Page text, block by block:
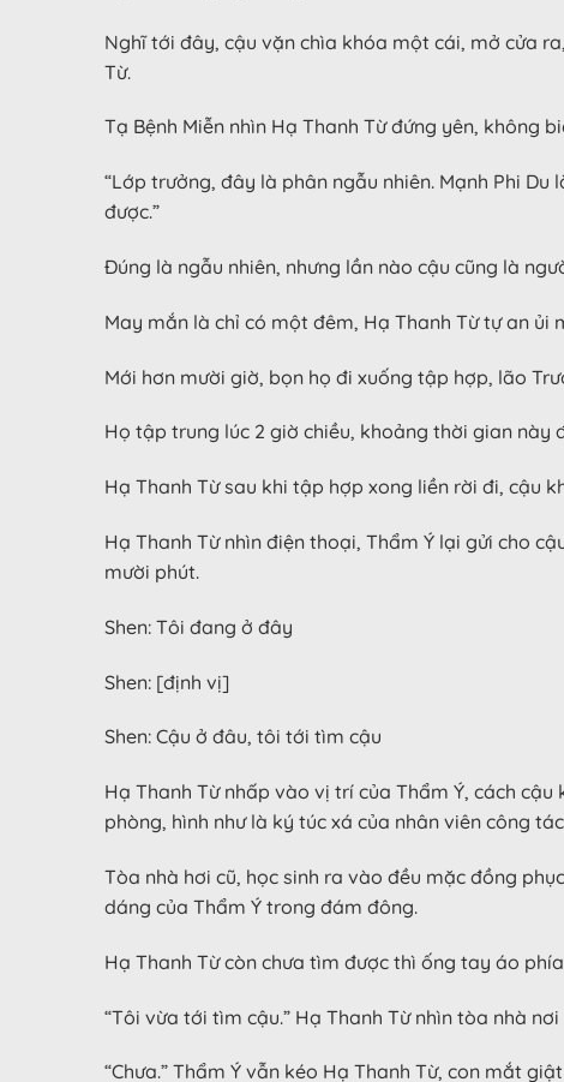
Nghĩ tới đây, cậu vặn chìa khóa một cái, mở cửa
Từ.
Tạ Bệnh Miễn nhìn Hạ Thanh Từ đứng yên, không
“Lớp trưởng, đây là phân ngẫu nhiên. Mạnh Phi
được.”
Đúng là ngẫu nhiên, nhưng lần nào cậu cũng là
May mắn là chỉ có một đêm, Hạ Thanh Từ tự an
Mới hơn mười giờ, bọn họ đi xuống tập hợp, lão
Họ tập trung lúc 2 giờ chiều, khoảng thời gian
Hạ Thanh Từ sau khi tập hợp xong liền rời đi, cậu
Hạ Thanh Từ nhìn điện thoại, Thẩm Ý lại gửi cho
mười phút.
Shen: Tôi đang ở đây
Shen: [định vị]
Shen: Cậu ở đâu, tôi tới tìm cậu
Hạ Thanh Từ nhấp vào vị trí của Thẩm Ý, cách
phòng, hình như là ký túc xá của nhân viên công
Tòa nhà hơi cũ, học sinh ra vào đều mặc đồng
dáng của Thẩm Ý trong đám đông.
Hạ Thanh Từ còn chưa tìm được thì ống tay áo
“Tôi vừa tới tìm cậu.” Hạ Thanh Từ nhìn tòa nhà
“Chưa.” Thẩm Ý vẫn kéo Hạ Thanh Từ, con mắt